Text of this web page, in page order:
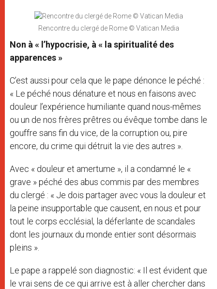
Rencontre du clergé de Rome © Vatican Media
Non à « l’hypocrisie, à « la spiritualité des
apparences »
C’est aussi pour cela que le pape dénonce le péché :
« Le péché nous dénature et nous en faisons avec
douleur l’expérience humiliante quand nous-mêmes
ou un de nos frères prêtres ou évêque tombe dans le
gouffre sans fin du vice, de la corruption ou, pire
encore, du crime qui détruit la vie des autres ».
Avec « douleur et amertume », il a condamné le «
grave » péché des abus commis par des membres
du clergé : « Je dois partager avec vous la douleur et
la peine insupportable que causent, en nous et pour
tout le corps ecclésial, la déferlante de scandales
dont les journaux du monde entier sont désormais
pleins ».
Le pape a rappelé son diagnostic: « Il est évident que
le vrai sens de ce qui arrive est à aller chercher dans